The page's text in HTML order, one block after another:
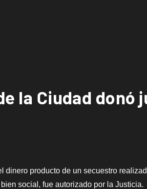
la Ciudad donó
dinero producto de un secuestro
social, fue autorizado por la Justicia.